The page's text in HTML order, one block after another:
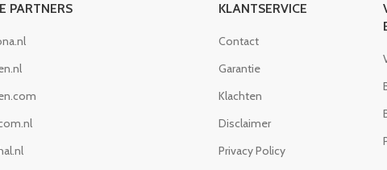
PARTNERS KLANTSERVICE
Contact
Garantie
Klachten
Disclaimer
Privacy Policy